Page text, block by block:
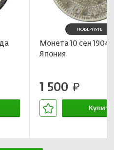
ПОВЕРНУТЬ
Монета 10 сен 1904
Япония
1 500 руб.
Купить